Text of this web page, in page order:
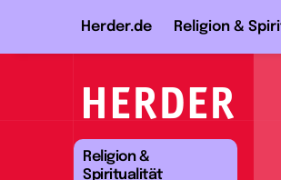
Herder.de Religion &
Religion &
Spiritualität